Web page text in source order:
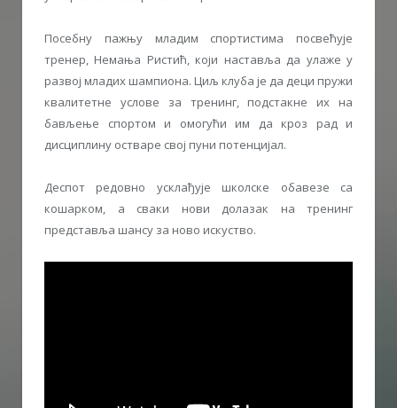
Посебну пажњу младим спортистима посвећује
тренер, Немања Ристић, који наставља да улаже у
развој младих шампиона. Циљ клуба је да деци пружи
квалитетне услове за тренинг, подстакне их на
бављење спортом и омогући им да кроз рад и
дисциплину остваре свој пуни потенцијал.
Деспот редовно усклађује школске обавезе са
кошарком, а сваки нови долазак на тренинг
представља шансу за ново искуство.